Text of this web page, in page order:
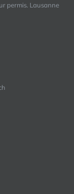
permis. Lausanne